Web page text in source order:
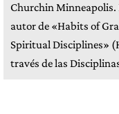
Churchin Minneapolis.
autor de «Habits of
Spiritual Disciplines»
través de las